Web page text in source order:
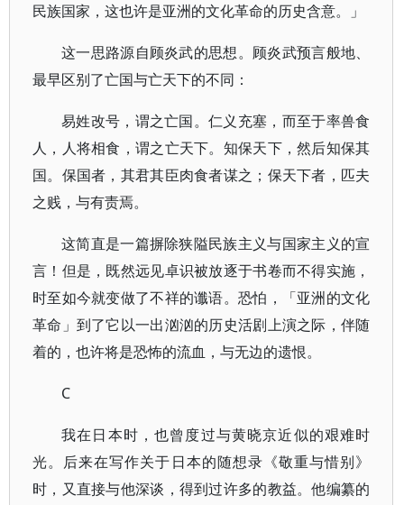
民族国家，这也许是亚洲的文化革命的历史含意。」
这一思路源自顾炎武的思想。顾炎武预言般地、
最早区别了亡国与亡天下的不同：
易姓改号，谓之亡国。仁义充塞，而至于率兽食
人，人将相食，谓之亡天下。知保天下，然后知保其
国。保国者，其君其臣肉食者谋之；保天下者，匹夫
之贱，与有责焉。
这简直是一篇摒除狭隘民族主义与国家主义的宣
言！但是，既然远见卓识被放逐于书卷而不得实施，
时至如今就变做了不祥的谶语。恐怕，「亚洲的文化
革命」到了它以一出汹汹的历史活剧上演之际，伴随
着的，也许将是恐怖的流血，与无边的遗恨。
C
我在日本时，也曾度过与黄晓京近似的艰难时
光。后来在写作关于日本的随想录《敬重与惜别》
时，又直接与他深谈，得到过许多的教益。他编纂的